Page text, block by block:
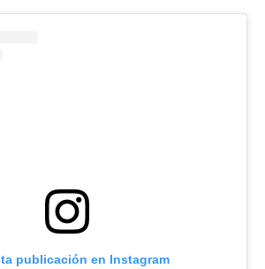
publicación en Instagram